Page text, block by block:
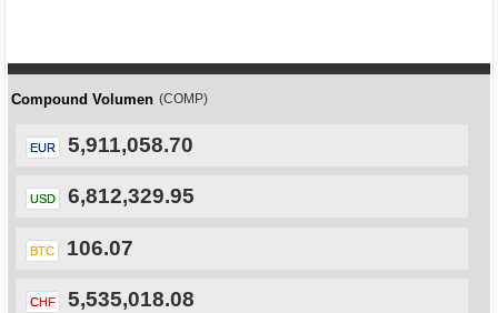
Compound Volumen (COMP)
EUR 5,911,058.70
USD 6,812,329.95
BTC 106.07
CHF 5,535,018.08